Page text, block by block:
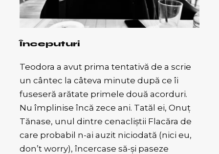
Începuturi
Teodora a avut prima tentativă de a scrie
un cântec la câteva minute după ce îi
fuseseră arătate primele două acorduri.
Nu împlinise încă zece ani. Tatăl ei, Onuț
Tănase, unul dintre cenacliștii Flacăra de
care probabil n-ai auzit niciodată (nici eu,
don’t worry), încercase să-și paseze